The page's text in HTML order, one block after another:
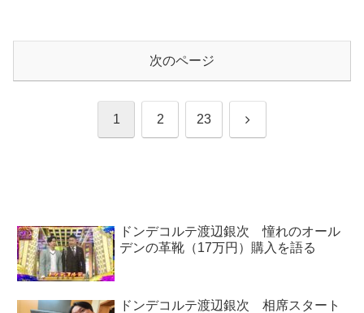
次のページ
1 2 23 次
ドンデコルテ渡辺銀次 憧れのオール
デンの革靴（17万円）購入を語る
ドンデコルテ渡辺銀次 相席スタート